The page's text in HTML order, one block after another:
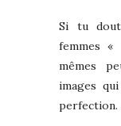
Si tu
femmes
mêmes
images
perfection.